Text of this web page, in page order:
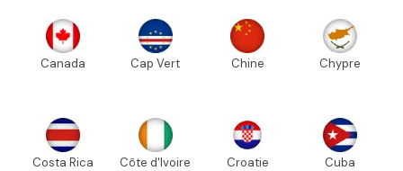
Canada Cap Vert Chine Chypre
Costa Rica Côte d'Ivoire Croatie Cuba